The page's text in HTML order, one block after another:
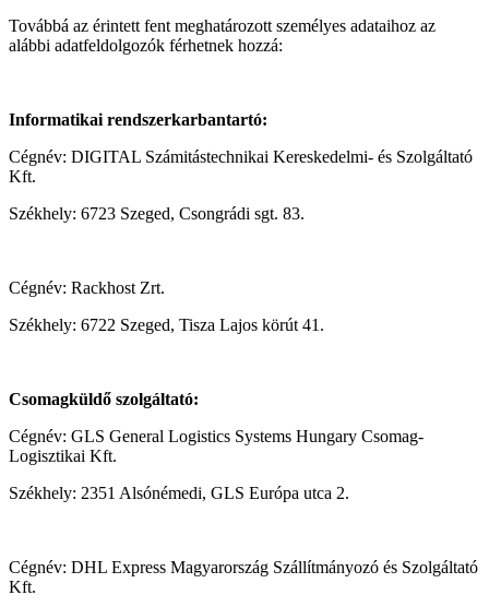
Továbbá az érintett fent meghatározott személyes adataihoz az
alábbi adatfeldolgozók férhetnek hozzá:
Informatikai rendszerkarbantartó:
Cégnév: DIGITAL Számitástechnikai Kereskedelmi- és Szolgáltató
Kft.
Székhely: 6723 Szeged, Csongrádi sgt. 83.
Cégnév: Rackhost Zrt.
Székhely: 6722 Szeged, Tisza Lajos körút 41.
Csomagküldő szolgáltató:
Cégnév: GLS General Logistics Systems Hungary Csomag-
Logisztikai Kft.
Székhely: 2351 Alsónémedi, GLS Európa utca 2.
Cégnév: DHL Express Magyarország Szállítmányozó és Szolgáltató
Kft.